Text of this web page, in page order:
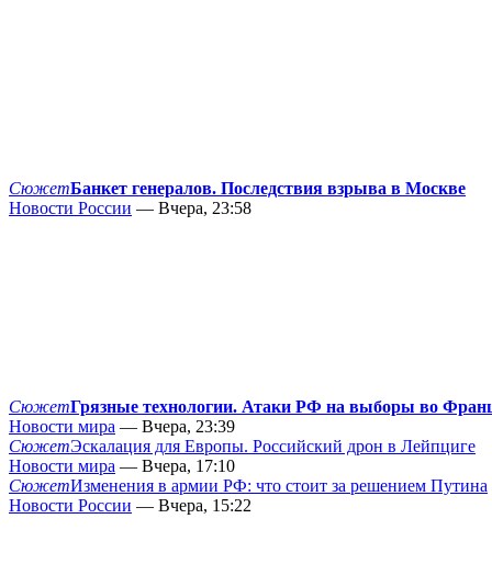
СюжетБанкет генералов. Последствия взрыва в Москве
Новости России — Вчера, 23:58
СюжетГрязные технологии. Атаки РФ на выборы во
Новости мира — Вчера, 23:39
СюжетЭскалация для Европы. Российский дрон в Лейпциге
Новости мира — Вчера, 17:10
СюжетИзменения в армии РФ: что стоит за решением Путина
Новости России — Вчера, 15:22